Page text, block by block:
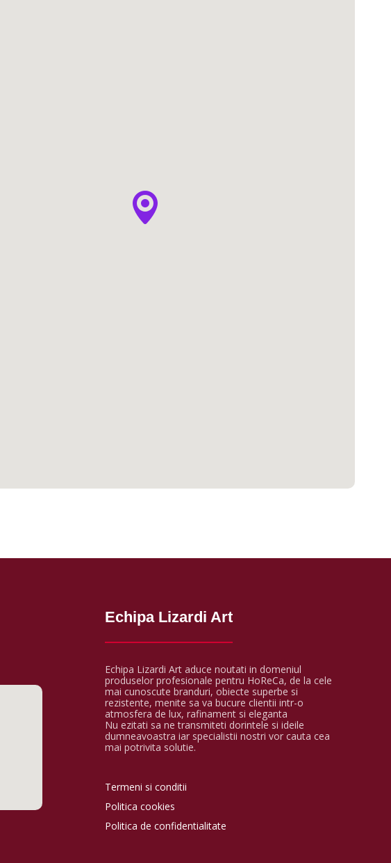
Echipa Lizardi Art
Echipa Lizardi Art aduce noutati in domeniul
produselor profesionale pentru HoReCa, de la cele
mai cunoscute branduri, obiecte superbe si
rezistente, menite sa va bucure clientii intr-o
atmosfera de lux, rafinament si eleganta
Nu ezitati sa ne transmiteti dorintele si ideile
dumneavoastra iar specialistii nostri vor cauta cea
mai potrivita solutie.
Termeni si conditii
Politica cookies
Politica de confidentialitate